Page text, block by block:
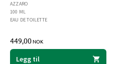
AZZARO
100 ML
EAU DE TOILETTE
449,00NOK
Legg til